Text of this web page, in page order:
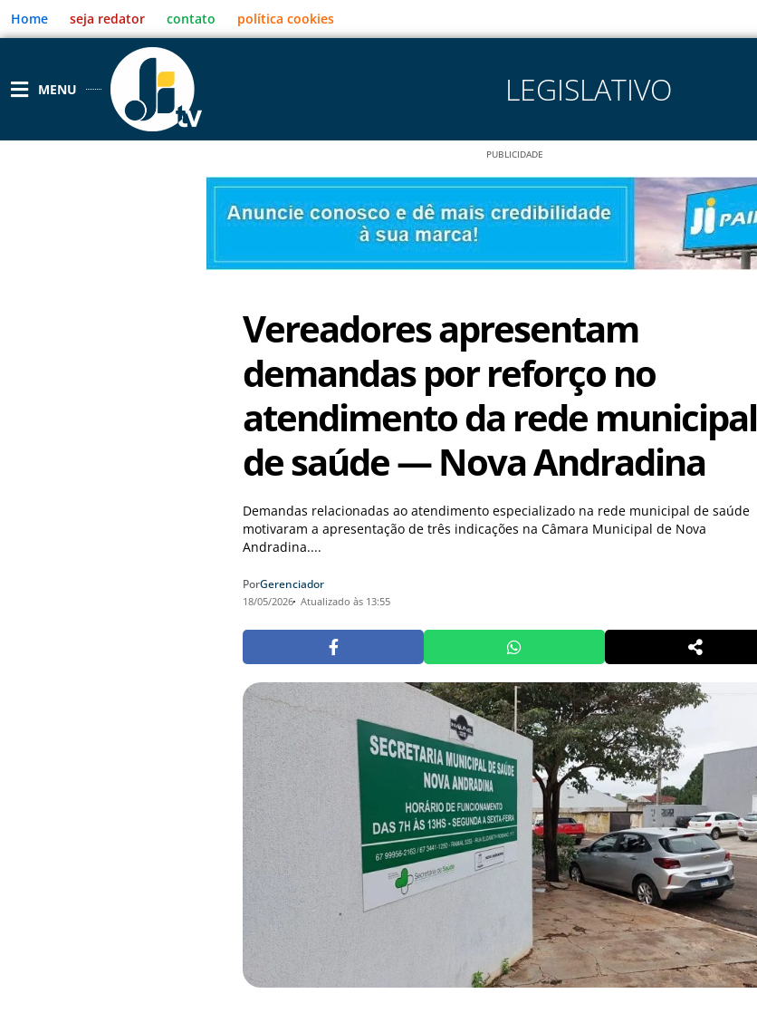
para
o
Home seja redator contato política cookies
MENU LEGISLATIVO
PUBLICIDADE
Vereadores apresentam
demandas por reforço no
atendimento da rede municipal
de saúde — Nova Andradina
Demandas relacionadas ao atendimento especializado na rede municipal de saúde
motivaram a apresentação de três indicações na Câmara Municipal de Nova
Andradina....
PorGerenciador
18/05/2026 Atualizado às 13:55